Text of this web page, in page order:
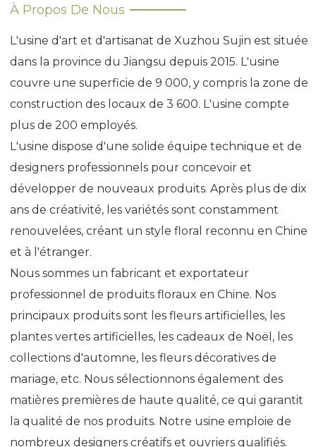
À Propos De Nous
L'usine d'art et d'artisanat de Xuzhou Sujin est située
dans la province du Jiangsu depuis 2015. L'usine
couvre une superficie de 9 000, y compris la zone de
construction des locaux de 3 600. L'usine compte
plus de 200 employés.
L'usine dispose d'une solide équipe technique et de
designers professionnels pour concevoir et
développer de nouveaux produits. Après plus de dix
ans de créativité, les variétés sont constamment
renouvelées, créant un style floral reconnu en Chine
et à l'étranger.
Nous sommes un fabricant et exportateur
professionnel de produits floraux en Chine. Nos
principaux produits sont les fleurs artificielles, les
plantes vertes artificielles, les cadeaux de Noël, les
collections d'automne, les fleurs décoratives de
mariage, etc. Nous sélectionnons également des
matières premières de haute qualité, ce qui garantit
la qualité de nos produits. Notre usine emploie de
nombreux designers créatifs et ouvriers qualifiés.